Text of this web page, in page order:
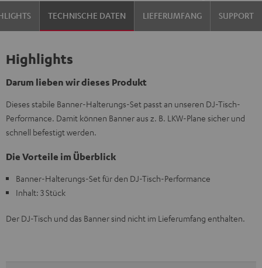
TECHNISCHE DATEN LIEFERUMFANG SUPPORT
Highlights
Darum lieben wir dieses Produkt
Dieses stabile Banner-Halterungs-Set passt an unseren DJ-Tisch-
Performance. Damit können Banner aus z. B. LKW-Plane sicher und
schnell befestigt werden.
Die Vorteile im Überblick
Banner-Halterungs-Set für den DJ-Tisch-Performance
Inhalt: 3 Stück
Der DJ-Tisch und das Banner sind nicht im Lieferumfang enthalten.